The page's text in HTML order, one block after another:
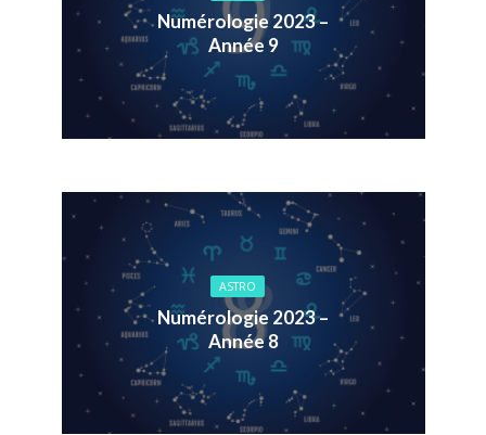
Numérologie 2023 –
Année 9
ASTRO
Numérologie 2023 –
Année 8